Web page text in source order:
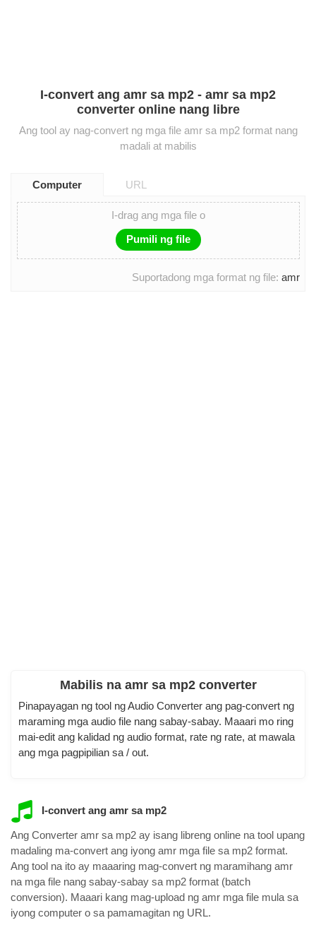
I-convert ang amr sa mp2 - amr sa mp2
converter online nang libre
Ang tool ay nag-convert ng mga file amr sa mp2 format nang
madali at mabilis
Computer URL
I-drag ang mga file o
Pumili ng file
Suportadong mga format ng file: amr
Mabilis na amr sa mp2 converter
Pinapayagan ng tool ng Audio Converter ang pag-convert ng
maraming mga audio file nang sabay-sabay. Maaari mo ring
mai-edit ang kalidad ng audio format, rate ng rate, at mawala
ang mga pagpipilian sa / out.
I-convert ang amr sa mp2
Ang Converter amr sa mp2 ay isang libreng online na tool upang
madaling ma-convert ang iyong amr mga file sa mp2 format.
Ang tool na ito ay maaaring mag-convert ng maramihang amr
na mga file nang sabay-sabay sa mp2 format (batch
conversion). Maaari kang mag-upload ng amr mga file mula sa
iyong computer o sa pamamagitan ng URL.